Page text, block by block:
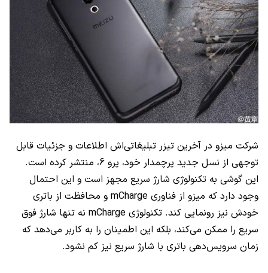
شرکت میزو در آخرین تیزر تبلیغاتی‌اش اطلاعات و جزئیات قابل
توجهی از نسل جدید پرچمدار خود، پرو 6، منتشر کرده است.
این گوشی به تکنولوژی شارژ سریع مجهز است و این احتمال
وجود دارد که میزو از فناوری mCharge و محافظت از باتری
خودش نیز رونمایی کند. تکنولوژی mCharge نه تنها شارژ فوق
سریع را ممکن می‌کند، بلکه این اطمینان را به کاربر می‌دهد که
زمان سرویس‌دهی باتری با شارژ سریع نیز کم نشود.